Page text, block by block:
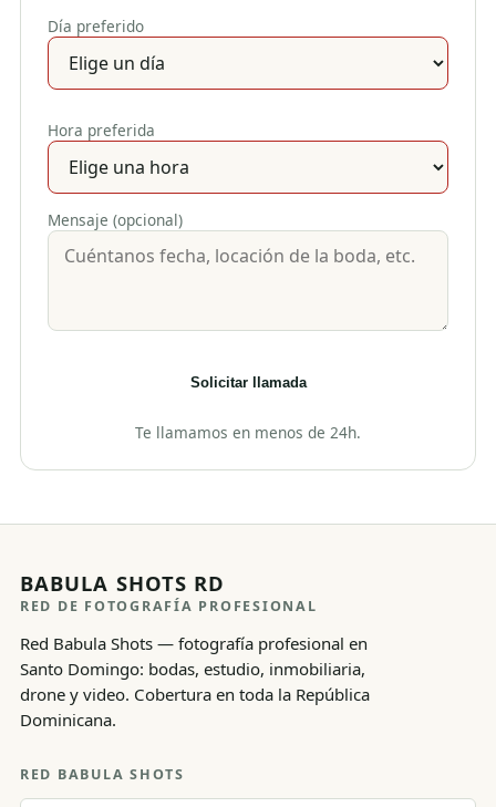
Día preferido
Hora preferida
Mensaje (opcional)
Solicitar llamada
Te llamamos en menos de 24h.
BABULA SHOTS RD
RED DE FOTOGRAFÍA PROFESIONAL
Red Babula Shots — fotografía profesional en
Santo Domingo: bodas, estudio, inmobiliaria,
drone y video. Cobertura en toda la República
Dominicana.
RED BABULA SHOTS